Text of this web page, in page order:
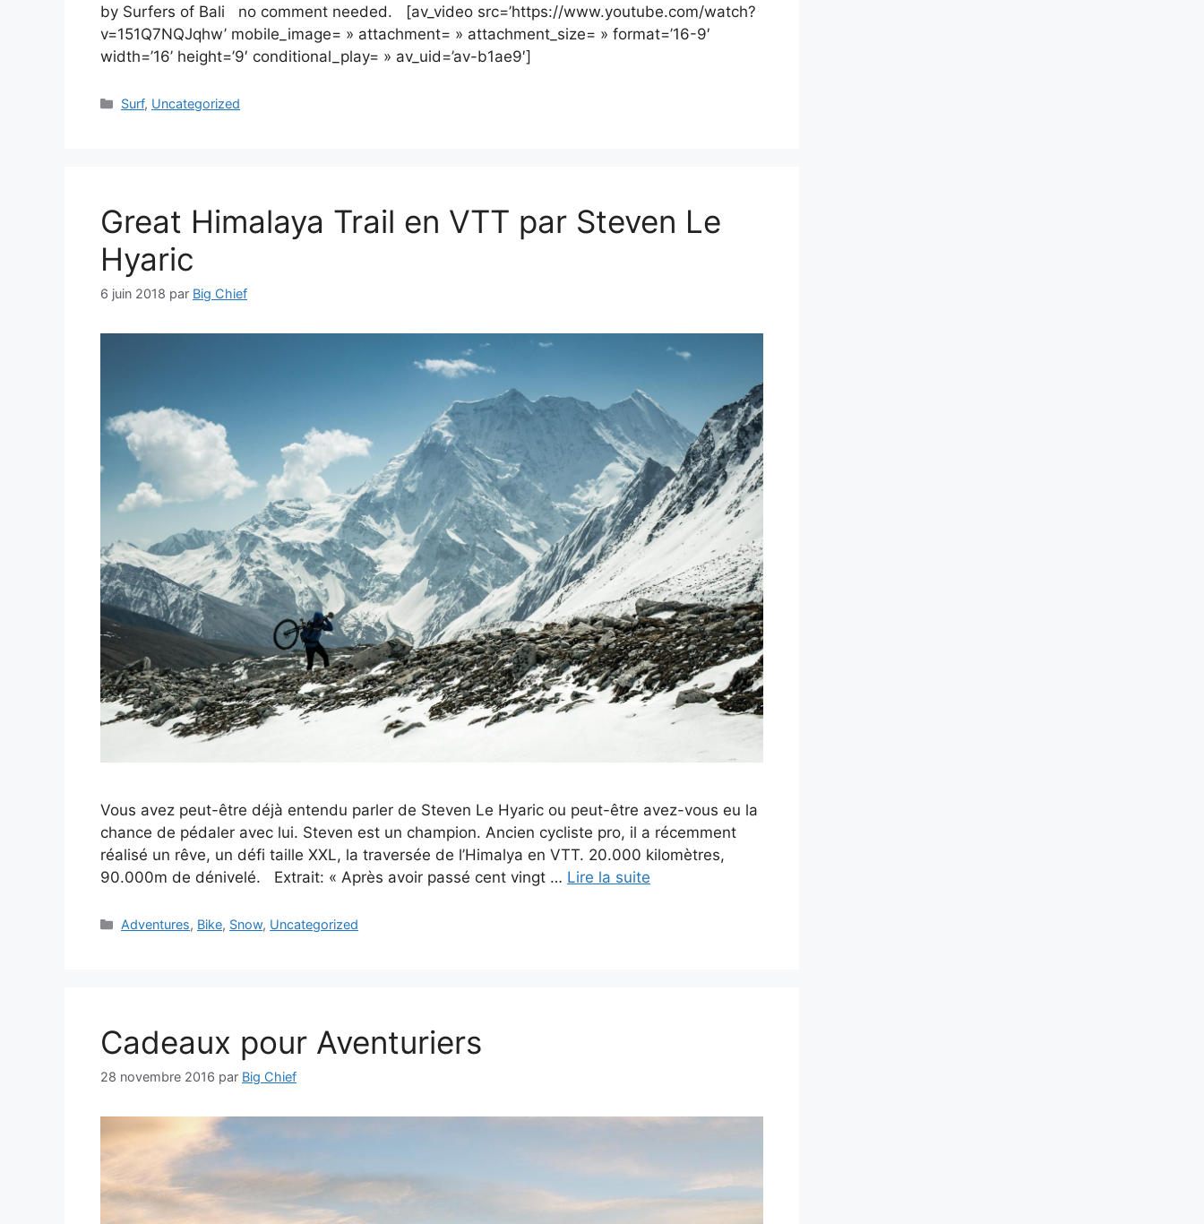
by Surfers of Bali no comment needed. [av_video src=’https://www.youtube.com/watch?
v=151Q7NQJqhw’ mobile_image= » attachment= » attachment_size= » format=’16-9′
width=’16’ height=’9′ conditional_play= » av_uid=’av-b1ae9′]
Catégories
Surf, Uncategorized
Great Himalaya Trail en VTT par Steven Le
Hyaric
6 juin 2018 par Big Chief
Vous avez peut-être déjà entendu parler de Steven Le Hyaric ou peut-être avez-vous eu la
chance de pédaler avec lui. Steven est un champion. Ancien cycliste pro, il a récemment
réalisé un rêve, un défi taille XXL, la traversée de l’Himalya en VTT. 20.000 kilomètres,
90.000m de dénivelé. Extrait: « Après avoir passé cent vingt … Lire la suite
Catégories
Adventures, Bike, Snow, Uncategorized
Cadeaux pour Aventuriers
28 novembre 2016 par Big Chief